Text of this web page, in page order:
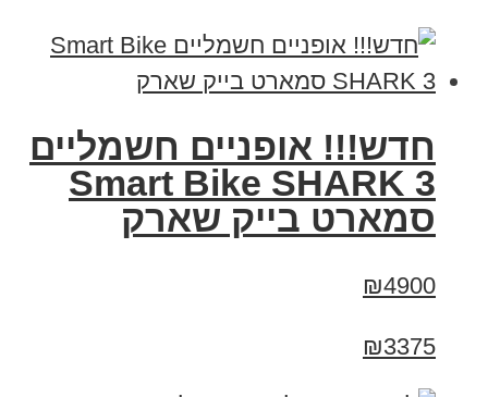
חדש!!! אופניים חשמליים
Smart Bike SHARK 3
סמארט בייק שארק
₪4900
₪3375